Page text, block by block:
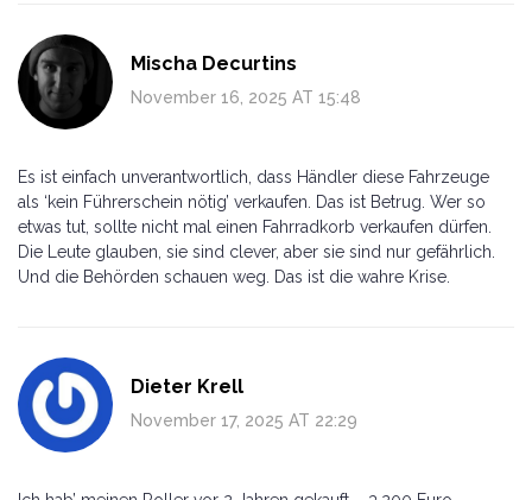
Mischa Decurtins
November 16, 2025 AT 15:48
Es ist einfach unverantwortlich, dass Händler diese Fahrzeuge
als ‘kein Führerschein nötig’ verkaufen. Das ist Betrug. Wer so
etwas tut, sollte nicht mal einen Fahrradkorb verkaufen dürfen.
Die Leute glauben, sie sind clever, aber sie sind nur gefährlich.
Und die Behörden schauen weg. Das ist die wahre Krise.
Dieter Krell
November 17, 2025 AT 22:29